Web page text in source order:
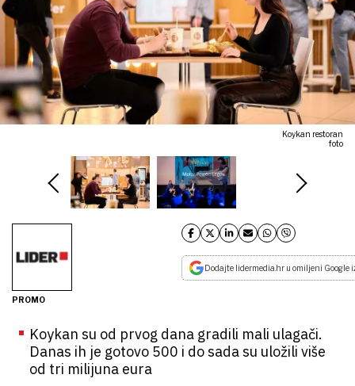
Koykan restoran
foto
PROMO
Dodajte lidermedia.hr u omiljeni Google
Koykan su od prvog dana gradili mali ulagači.
Danas ih je gotovo 500 i do sada su uložili više
od tri milijuna eura